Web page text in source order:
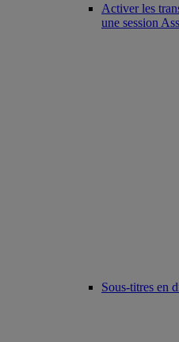
Activer les
une session
Sous-titres en